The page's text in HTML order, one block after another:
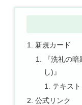
新規カード
『洗礼の
し)』
テキスト
公式リンク